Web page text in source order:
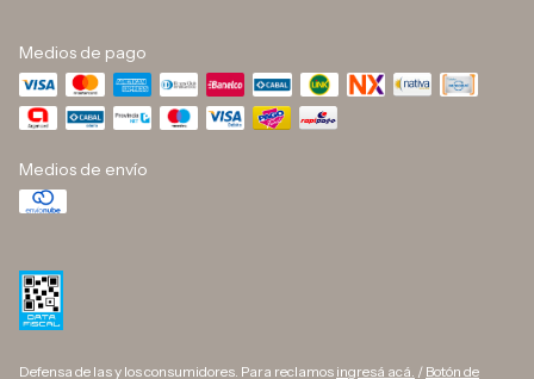
Medios de pago
Medios de envío
Defensa de las y los consumidores. Para reclamos ingresá acá. / Botón de